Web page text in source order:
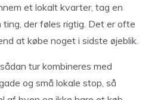
et lokalt kvarter, tag en
der føles rigtig. Det er ofte
at købe noget i sidste øjeblik.
tur kombineres med
og små lokale stop, så